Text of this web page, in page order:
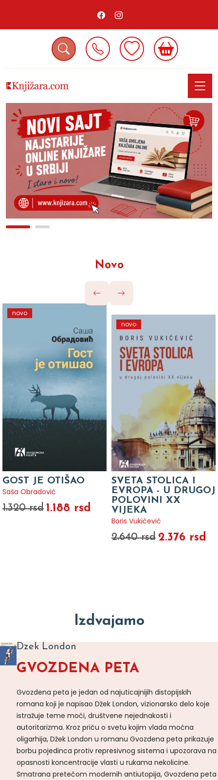
Novo
novo
GOST JE OTIŠAO
Saša Obradović
1.320 rsd 1.188 rsd
novo
SVETA STOLICA I
EVROPA - U DRUGOJ
POLOVINI XX
VIJEKA
Boris Vukićević
2.640 rsd 2.376 rsd
Izdvajamo
Dzek London
GVOZDENA PETA
Gvozdena peta je jedan od najuticajnijih distopijskih
romana koji je napisao Džek London, vizionarsko delo koje
istražuje teme moći, društvene nejednakosti i
autoritarizma. Kroz priču o svetu kojim vlada moćna
oligarhija, Džek London u romanu Gvozdena peta prikazuje
borbu pojedinca protiv represivnog sistema i upozorava na
opasnosti koncentracije vlasti u rukama nekolicine.
Smatrana pretečom modernih antiutopija, Gvozdena peta